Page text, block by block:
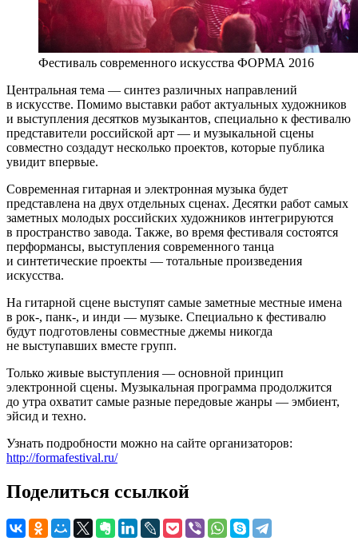
Фестиваль современного искусства ФОРМА 2016
Центральная тема — синтез различных направлений
в искусстве. Помимо выставки работ актуальных художников
и выступления десятков музыкантов, специально к фестивалю
представители российской арт — и музыкальной сцены
совместно создадут несколько проектов, которые публика
увидит впервые.
Современная гитарная и электронная музыка будет
представлена на двух отдельных сценах. Десятки работ самых
заметных молодых российских художников интегрируются
в пространство завода. Также, во время фестиваля состоятся
перформансы, выступления современного танца
и синтетические проекты — тотальные произведения
искусства.
На гитарной сцене выступят самые заметные местные имена
в рок-, панк-, и инди — музыке. Специально к фестивалю
будут подготовлены совместные джемы никогда
не выступавших вместе групп.
Только живые выступления — основной принцип
электронной сцены. Музыкальная программа продолжится
до утра охватит самые разные передовые жанры — эмбиент,
эйсид и техно.
Узнать подробности можно на сайте организаторов:
http://formafestival.ru/
Поделиться ссылкой